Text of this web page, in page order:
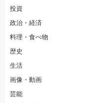
投資
政治・経済
料理・食べ物
歴史
生活
画像・動画
芸能